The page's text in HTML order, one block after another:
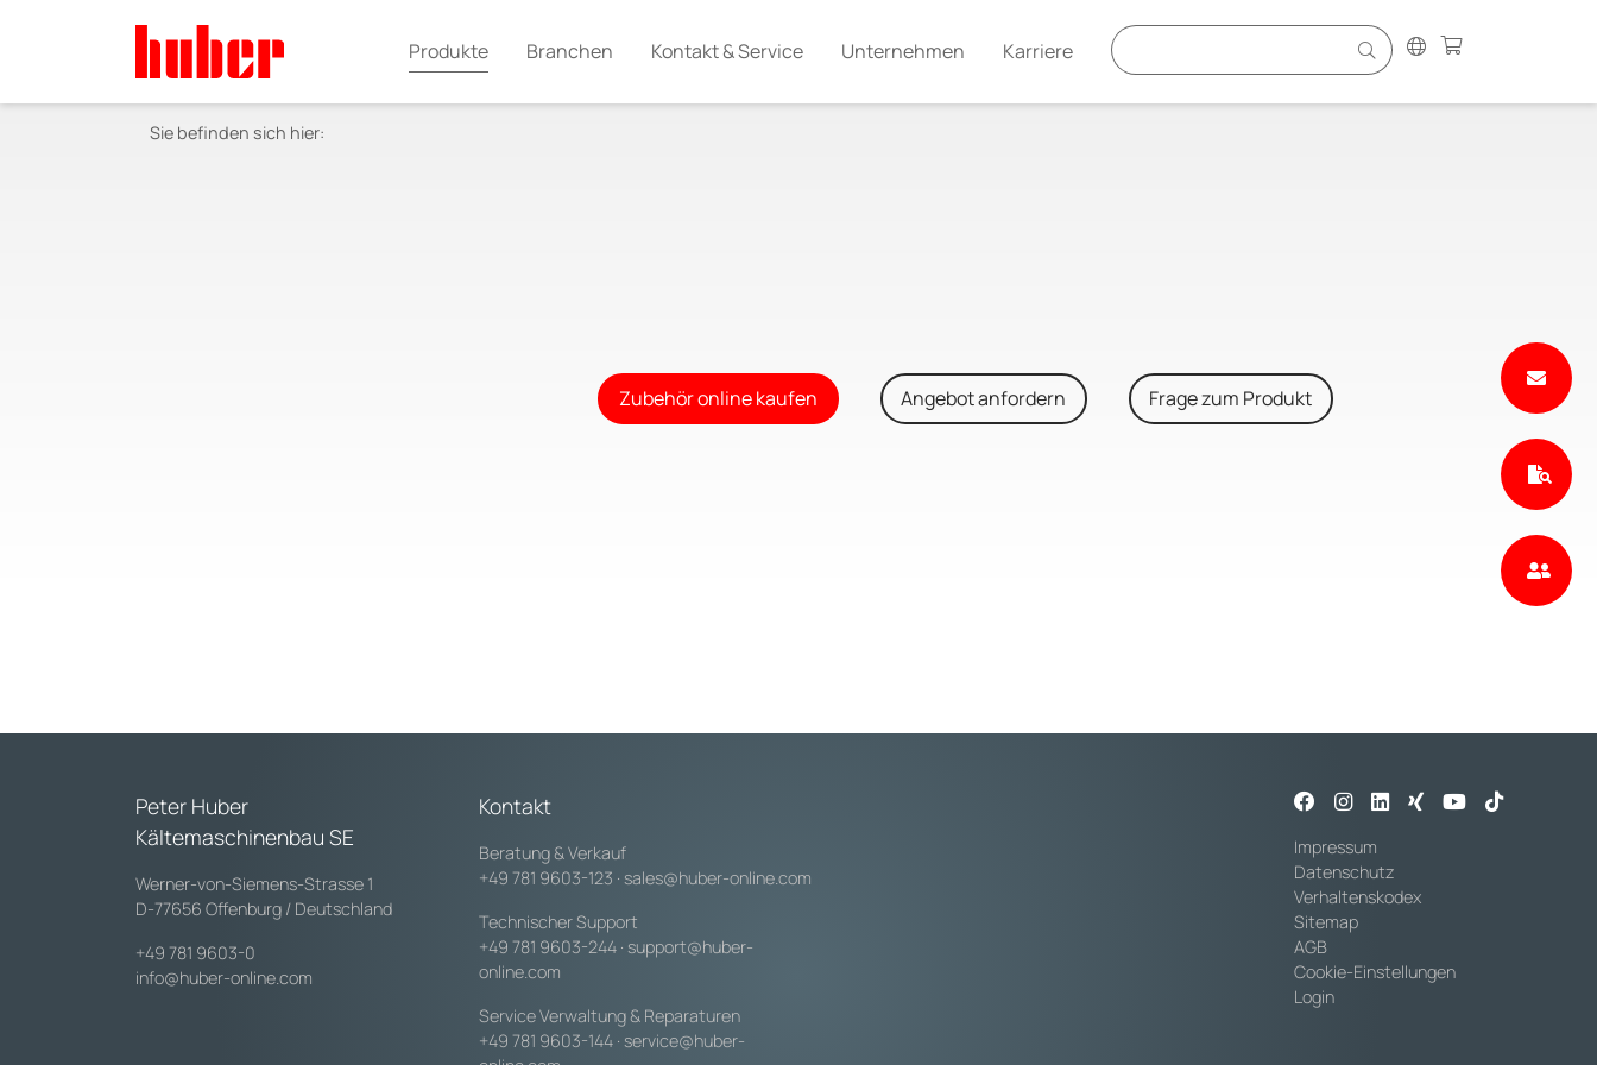
Produkte Branchen Kontakt & Service Unternehmen Karriere
Sie befinden sich hier:
Zubehör online kaufen Angebot anfordern Frage zum Produkt
Peter Huber
Kältemaschinenbau SE
Werner-von-Siemens-Strasse 1
D-77656 Offenburg / Deutschland
+49 781 9603-0
info@huber-online.com
Kontakt
Beratung & Verkauf
+49 781 9603-123 · sales@huber-online.com
Technischer Support
+49 781 9603-244 · support@huber-
online.com
Service Verwaltung & Reparaturen
+49 781 9603-144 · service@huber-
Impressum
Datenschutz
Verhaltenskodex
Sitemap
AGB
Cookie-Einstellungen
Login